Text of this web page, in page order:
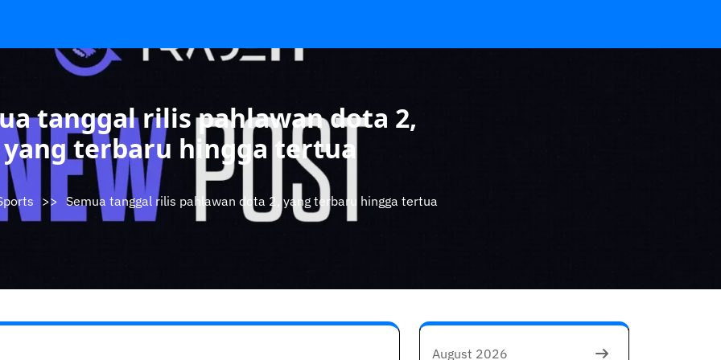
tanggal rilis pahlawan dota 2,
yang terbaru hingga tertua
>> Semua tanggal rilis pahlawan dota 2, yang terbaru hingga tertua
August 2026